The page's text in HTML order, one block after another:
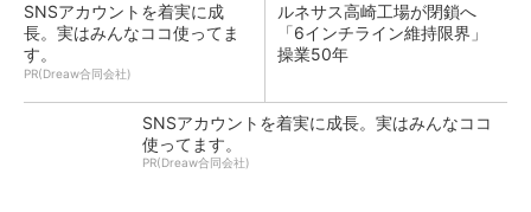
SNSアカウントを着実に成
長。実はみんなココ使ってま
す。
PR(Dreaw合同会社)
ルネサス高崎工場が閉鎖へ
「6インチライン維持限界」
操業50年
SNSアカウントを着実に成長。実はみんなココ
使ってます。
PR(Dreaw合同会社)